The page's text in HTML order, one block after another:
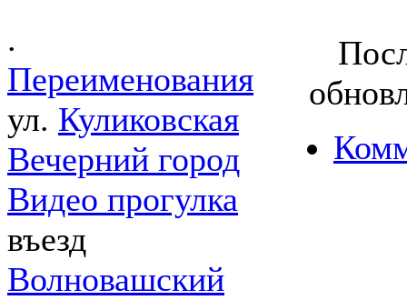
.
Переименования
ул. Куликовская
Вечерний город
Видео прогулка
въезд
Волновашский